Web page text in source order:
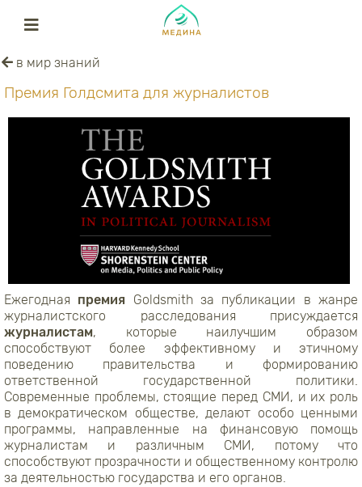
в мир знаний
Премия Голдсмита для журналистов
Ежегодная премия Goldsmith за публикации в жанре
журналистского расследования присуждается
журналистам, которые наилучшим образом
способствуют более эффективному и этичному
поведению правительства и формированию
ответственной государственной политики.
Современные проблемы, стоящие перед СМИ, и их роль
в демократическом обществе, делают особо ценными
программы, направленные на финансовую помощь
журналистам и различным СМИ, потому что
способствуют прозрачности и общественному контролю
за деятельностью государства и его органов.